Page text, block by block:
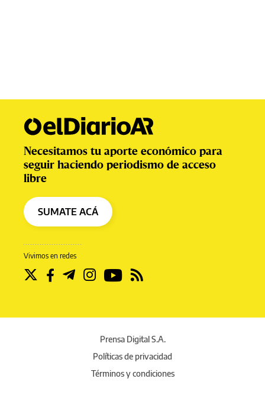
Vivimos en redes
Necesitamos tu aporte económico para
seguir haciendo periodismo de acceso
libre
SUMATE ACÁ
Prensa Digital S.A.
Políticas de privacidad
Términos y condiciones